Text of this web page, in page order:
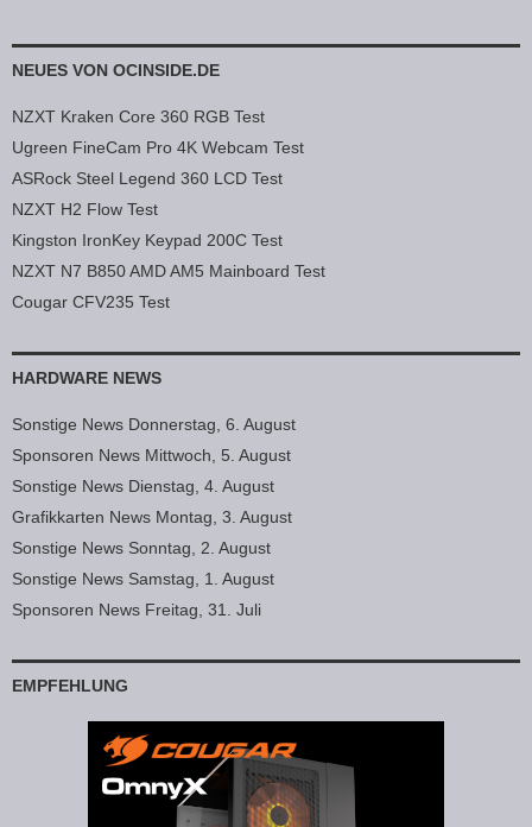
NEUES VON OCINSIDE.DE
NZXT Kraken Core 360 RGB Test
Ugreen FineCam Pro 4K Webcam Test
ASRock Steel Legend 360 LCD Test
NZXT H2 Flow Test
Kingston IronKey Keypad 200C Test
NZXT N7 B850 AMD AM5 Mainboard Test
Cougar CFV235 Test
HARDWARE NEWS
Sonstige News Donnerstag, 6. August
Sponsoren News Mittwoch, 5. August
Sonstige News Dienstag, 4. August
Grafikkarten News Montag, 3. August
Sonstige News Sonntag, 2. August
Sonstige News Samstag, 1. August
Sponsoren News Freitag, 31. Juli
EMPFEHLUNG